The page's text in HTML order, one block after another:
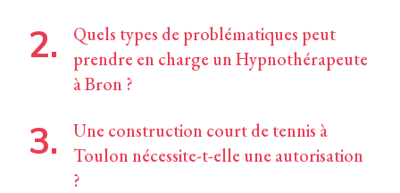
Quels types de problématiques peut
prendre en charge un Hypnothérapeute
à Bron ?
Une construction court de tennis à
Toulon nécessite-t-elle une autorisation
?